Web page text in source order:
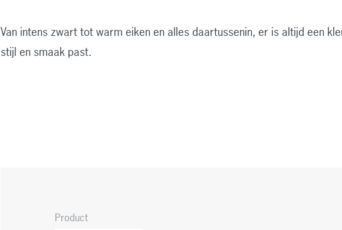
Van intens zwart tot warm eiken en alles daartussenin, er is altijd een
stijl en smaak past.
Product